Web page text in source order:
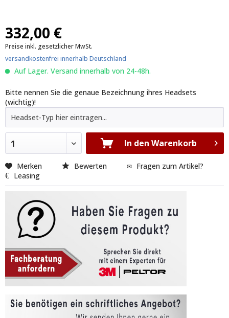
332,00 €
Preise inkl. gesetzlicher MwSt.
versandkostenfrei innerhalb Deutschland
Auf Lager. Versand innerhalb von 24-48h.
Bitte nennen Sie die genaue Bezeichnung ihres Headsets
(wichtig)!
1 In den Warenkorb
Merken Bewerten
Fragen zum Artikel?
Leasing